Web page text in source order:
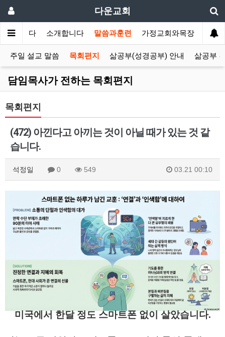
다운교회
영합니다 소개합니다 말씀과훈련 가정교회와목장 선교
주일 설교 말씀 목회편지 삶공부(성경공부) 안내 삶공부
담임목사가 전하는 목회편지
목회편지
(472) 아낀다고 아끼는 것이 아닐 때가 있는 것 같
습니다.
석정일 0 549 03.21 00:10
미국에서 한달 정도 스마트폰 없이 살았습니다.